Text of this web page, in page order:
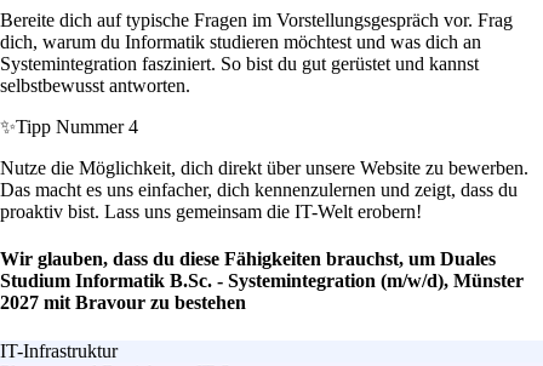
Bereite dich auf typische Fragen im Vorstellungsgespräch vor. Frag
dich, warum du Informatik studieren möchtest und was dich an
Systemintegration fasziniert. So bist du gut gerüstet und kannst
selbstbewusst antworten.
✨Tipp Nummer 4
Nutze die Möglichkeit, dich direkt über unsere Website zu bewerben.
Das macht es uns einfacher, dich kennenzulernen und zeigt, dass du
proaktiv bist. Lass uns gemeinsam die IT-Welt erobern!
Wir glauben, dass du diese Fähigkeiten brauchst, um Duales
Studium Informatik B.Sc. - Systemintegration (m/w/d), Münster
2027 mit Bravour zu bestehen
IT-Infrastruktur